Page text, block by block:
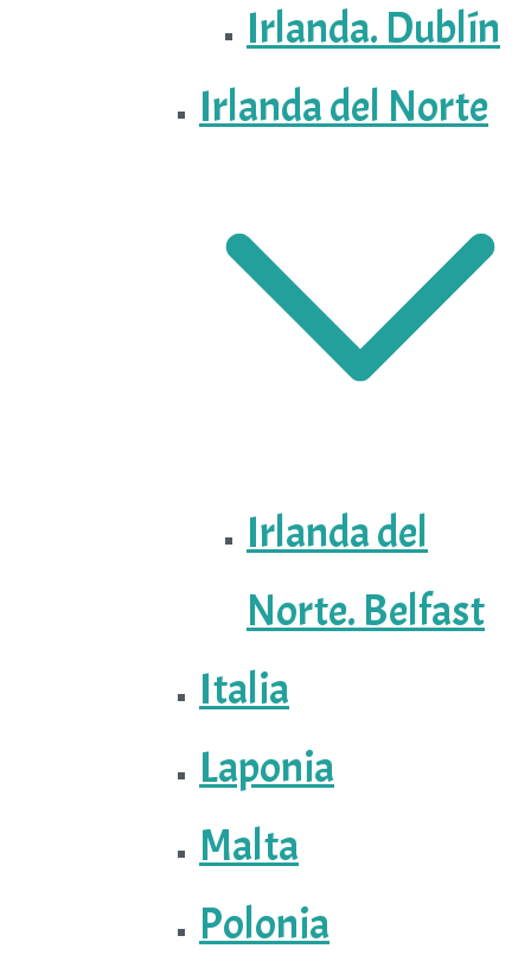
Irlanda. Dublín
Irlanda del Norte
Irlanda del
Norte. Belfast
Italia
Laponia
Malta
Polonia